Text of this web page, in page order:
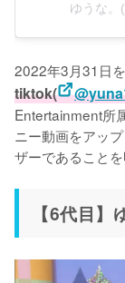
ゆうな。
2022年3月31日
tiktok(
@yuna
Entertainment所
ニー動画をアッ
ザーであることを
【6代目